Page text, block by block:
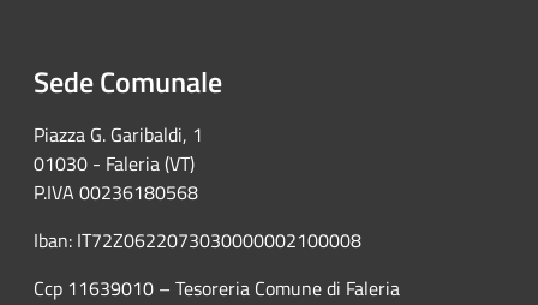
Sede Comunale
Piazza G. Garibaldi, 1
01030 - Faleria (VT)
P.IVA 00236180568
Iban: IT72Z0622073030000002100008
Ccp 11639010 – Tesoreria Comune di Faleria